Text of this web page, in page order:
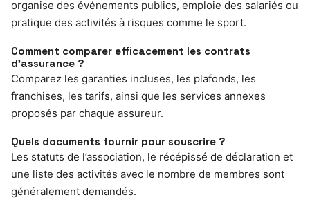
organise des événements publics, emploie des salariés ou
pratique des activités à risques comme le sport.
Comment comparer efficacement les contrats
d’assurance ?
Comparez les garanties incluses, les plafonds, les
franchises, les tarifs, ainsi que les services annexes
proposés par chaque assureur.
Quels documents fournir pour souscrire ?
Les statuts de l’association, le récépissé de déclaration et
une liste des activités avec le nombre de membres sont
généralement demandés.